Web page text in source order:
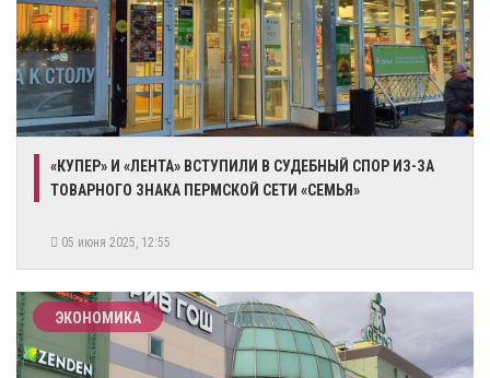
«КУПЕР» И «ЛЕНТА» ВСТУПИЛИ В СУДЕБНЫЙ СПОР ИЗ-ЗА
ТОВАРНОГО ЗНАКА ПЕРМСКОЙ СЕТИ «СЕМЬЯ»
05 июня 2025, 12:55
ЭКОНОМИКА